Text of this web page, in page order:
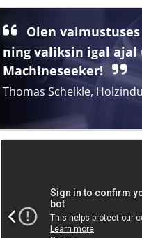
Olen
ning valiksin igal ajal
Machineseeker!
Thomas Schelkle,